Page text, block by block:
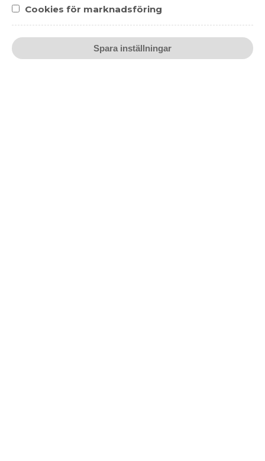
Château de Seguin Cuvée Prestige
169 kr
RÖTT VIN
BORDEAUX, FRANKRIKE
Cookies för marknadsföring
Spara inställningar